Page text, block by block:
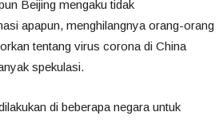
Beijing mengaku tidak
apapun, menghilangnya orang-orang
tentang virus corona di China
spekulasi.
di beberapa negara untuk